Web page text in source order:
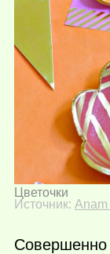
Цветочки
Источник: Anam
Совершенно